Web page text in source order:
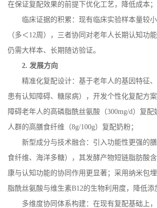
在保证复配效果的前提下优化工艺，降低成本；
临床证据的积累：现有临床实验样本量较
（多＜12周），三者协同对老年人长期认知功
仍需大样本、长期随访验证。
2.发展方向
精准化复配设计：基于老年人的基因特征
患有认知障碍、糖尿病），开发个性化复配方
障碍老年人的高磷脂酰丝氨酸（300mg/d）复配
人群的高膳食纤维（8g/100g）复配奶粉；
新型成分与技术融合：引入功能性更强的
食纤维、海洋多糖），其发酵产物短链脂肪酸
康与认知功能的协同作用更显著；采用纳米包
脂酰丝氨酸与维生素B12的生物利用度，降低添
多维度协同体系构建：在现有复配基础上